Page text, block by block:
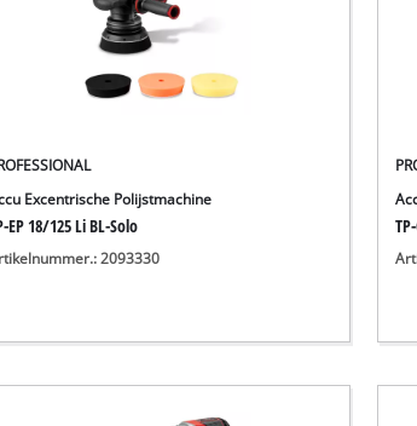
Excentrische Polijstmachine
EP 18/125 Li BL-Solo
2093330